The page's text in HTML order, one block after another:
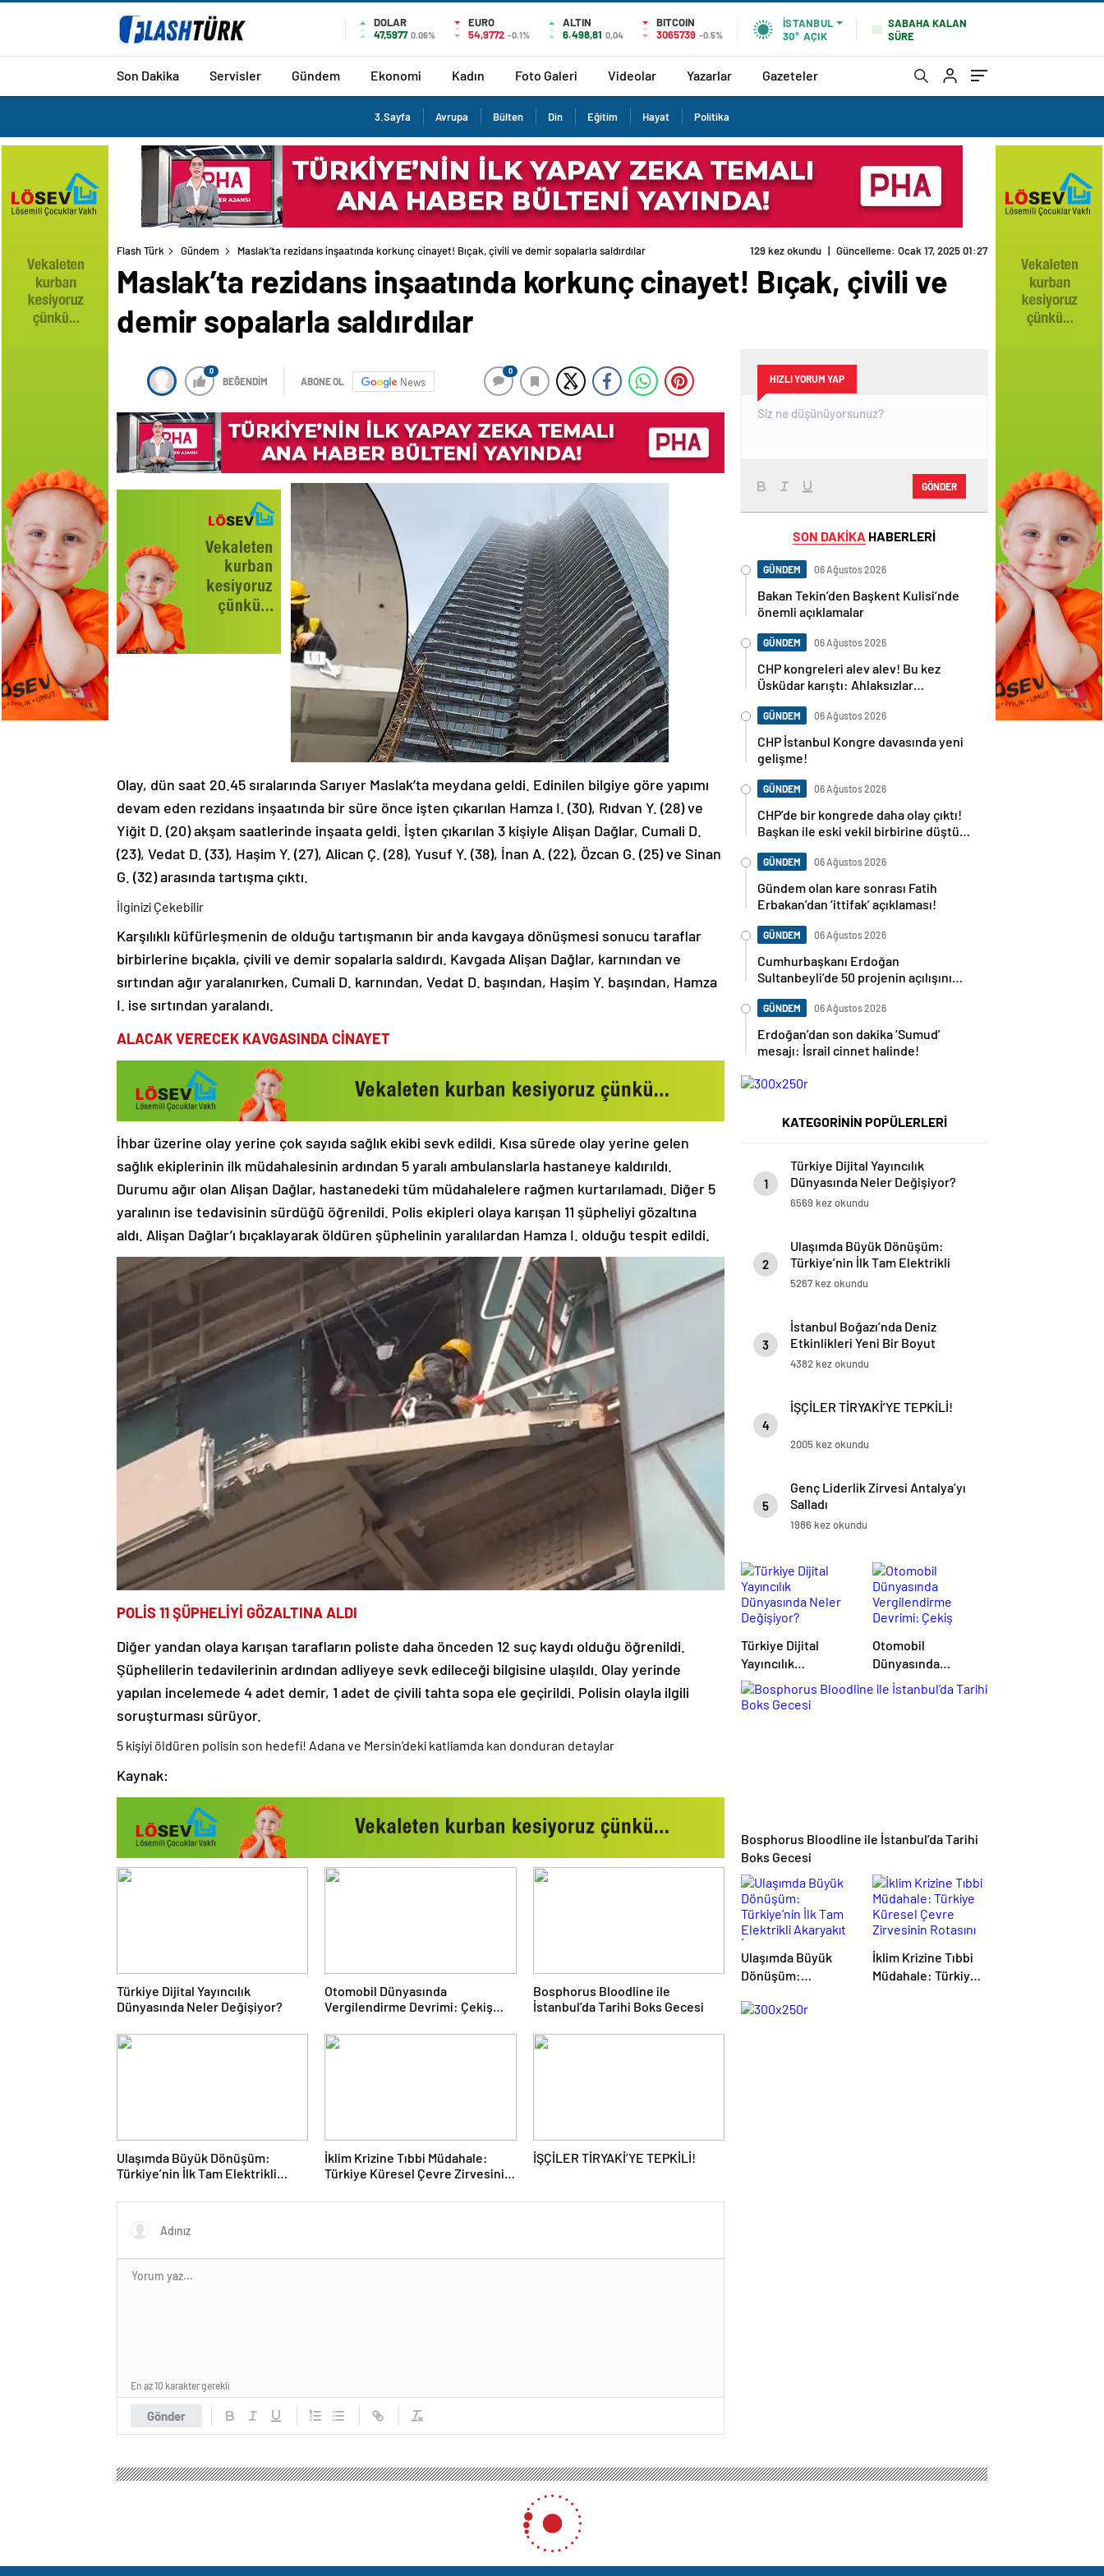
DOLAR
47,5977 0.06%
EURO
54,9772 -0.1%
ALTIN
6.498,81 0,04
BITCOIN
3065739 -0.5%
İSTANBUL
30° AÇIK
SABAHA KALAN
SÜRE
Son Dakika Servisler Gündem Ekonomi Kadın Foto Galeri Videolar Yazarlar Gazeteler
3.Sayfa Avrupa Bülten Din Eğitim Hayat Politika
Flash Türk Gündem Maslak’ta rezidans inşaatında korkunç cinayet! Bıçak, çivili ve demir sopalarla saldırdılar 129 kez okundu | Güncelleme: Ocak 17, 2025 01:27
Maslak’ta rezidans inşaatında korkunç cinayet! Bıçak, çivili ve
demir sopalarla saldırdılar
0
BEĞENDİM ABONE OL News
0
Olay, dün saat 20.45 sıralarında Sarıyer Maslak’ta meydana geldi. Edinilen bilgiye göre yapımı
devam eden rezidans inşaatında bir süre önce işten çıkarılan Hamza I. (30), Rıdvan Y. (28) ve
Yiğit D. (20) akşam saatlerinde inşaata geldi. İşten çıkarılan 3 kişiyle Alişan Dağlar, Cumali D.
(23), Vedat D. (33), Haşim Y. (27), Alican Ç. (28), Yusuf Y. (38), İnan A. (22), Özcan G. (25) ve Sinan
G. (32) arasında tartışma çıktı.
İlginizi Çekebilir
Karşılıklı küfürleşmenin de olduğu tartışmanın bir anda kavgaya dönüşmesi sonucu taraflar
birbirlerine bıçakla, çivili ve demir sopalarla saldırdı. Kavgada Alişan Dağlar, karnından ve
sırtından ağır yaralanırken, Cumali D. karnından, Vedat D. başından, Haşim Y. başından, Hamza
I. ise sırtından yaralandı.
ALACAK VERECEK KAVGASINDA CİNAYET
İhbar üzerine olay yerine çok sayıda sağlık ekibi sevk edildi. Kısa sürede olay yerine gelen
sağlık ekiplerinin ilk müdahalesinin ardından 5 yaralı ambulanslarla hastaneye kaldırıldı.
Durumu ağır olan Alişan Dağlar, hastanedeki tüm müdahalelere rağmen kurtarılamadı. Diğer 5
yaralının ise tedavisinin sürdüğü öğrenildi. Polis ekipleri olaya karışan 11 şüpheliyi gözaltına
aldı. Alişan Dağlar’ı bıçaklayarak öldüren şüphelinin yaralılardan Hamza I. olduğu tespit edildi.
POLİS 11 ŞÜPHELİYİ GÖZALTINA ALDI
Diğer yandan olaya karışan tarafların poliste daha önceden 12 suç kaydı olduğu öğrenildi.
Şüphelilerin tedavilerinin ardından adliyeye sevk edileceği bilgisine ulaşıldı. Olay yerinde
yapılan incelemede 4 adet demir, 1 adet de çivili tahta sopa ele geçirildi. Polisin olayla ilgili
soruşturması sürüyor.
5 kişiyi öldüren polisin son hedefi! Adana ve Mersin’deki katliamda kan donduran detaylar
Kaynak:
Türkiye Dijital Yayıncılık
Dünyasında Neler Değişiyor?
Otomobil Dünyasında
Vergilendirme Devrimi: Çekiş
Bosphorus Bloodline ile
İstanbul’da Tarihi Boks Gecesi
Ulaşımda Büyük Dönüşüm:
Türkiye’nin İlk Tam Elektrikli
İklim Krizine Tıbbi Müdahale:
Türkiye Küresel Çevre Zirvesinin
İŞÇİLER TİRYAKİ’YE TEPKİLİ!
Gönder
En az 10 karakter gerekli
HIZLI YORUM YAP
GÖNDER
SON DAKİKA HABERLERİ
GÜNDEM 06 Ağustos 2026
Bakan Tekin’den Başkent Kulisi’nde
önemli açıklamalar
GÜNDEM 06 Ağustos 2026
CHP kongreleri alev alev! Bu kez
Üsküdar karıştı: Ahlaksızlar…
GÜNDEM 06 Ağustos 2026
CHP İstanbul Kongre davasında yeni
gelişme!
GÜNDEM 06 Ağustos 2026
CHP’de bir kongrede daha olay çıktı!
Başkan ile eski vekil birbirine düştü…
GÜNDEM 06 Ağustos 2026
Gündem olan kare sonrası Fatih
Erbakan’dan ‘ittifak’ açıklaması!
GÜNDEM 06 Ağustos 2026
Cumhurbaşkanı Erdoğan
Sultanbeyli’de 50 projenin açılışını
GÜNDEM 06 Ağustos 2026
Erdoğan’dan son dakika ‘Sumud’
mesajı: İsrail cinnet halinde!
KATEGORİNİN POPÜLERLERİ
1
Türkiye Dijital Yayıncılık
Dünyasında Neler Değişiyor?
6569 kez okundu
2
Ulaşımda Büyük Dönüşüm:
Türkiye’nin İlk Tam Elektrikli
Akaryakıt İstasyonu Deneyimi
5267 kez okundu
3
İstanbul Boğazı’nda Deniz
Etkinlikleri Yeni Bir Boyut
Kazanıyor
4382 kez okundu
4
İŞÇİLER TİRYAKİ’YE TEPKİLİ!
2005 kez okundu
5
Genç Liderlik Zirvesi Antalya’yı
Salladı
1986 kez okundu
Türkiye Dijital
Yayıncılık
Dünyasında Neler
Değişiyor?
Otomobil
Dünyasında
Vergilendirme
Devrimi: Çekiş
Bosphorus Bloodline ile İstanbul’da Tarihi
Boks Gecesi
Ulaşımda Büyük
Dönüşüm:
Elektrikli Akaryakıt
İklim Krizine Tıbbi
Müdahale: Türkiye